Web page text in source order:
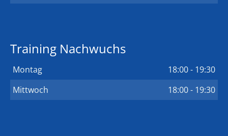
Training Nachwuchs
Montag
18:00 - 19:30
Mittwoch
18:00 - 19:30